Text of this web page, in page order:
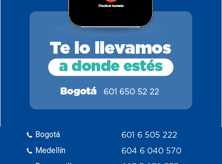
Bogotá
Medellín
601 6 505 222
604 6 040 570